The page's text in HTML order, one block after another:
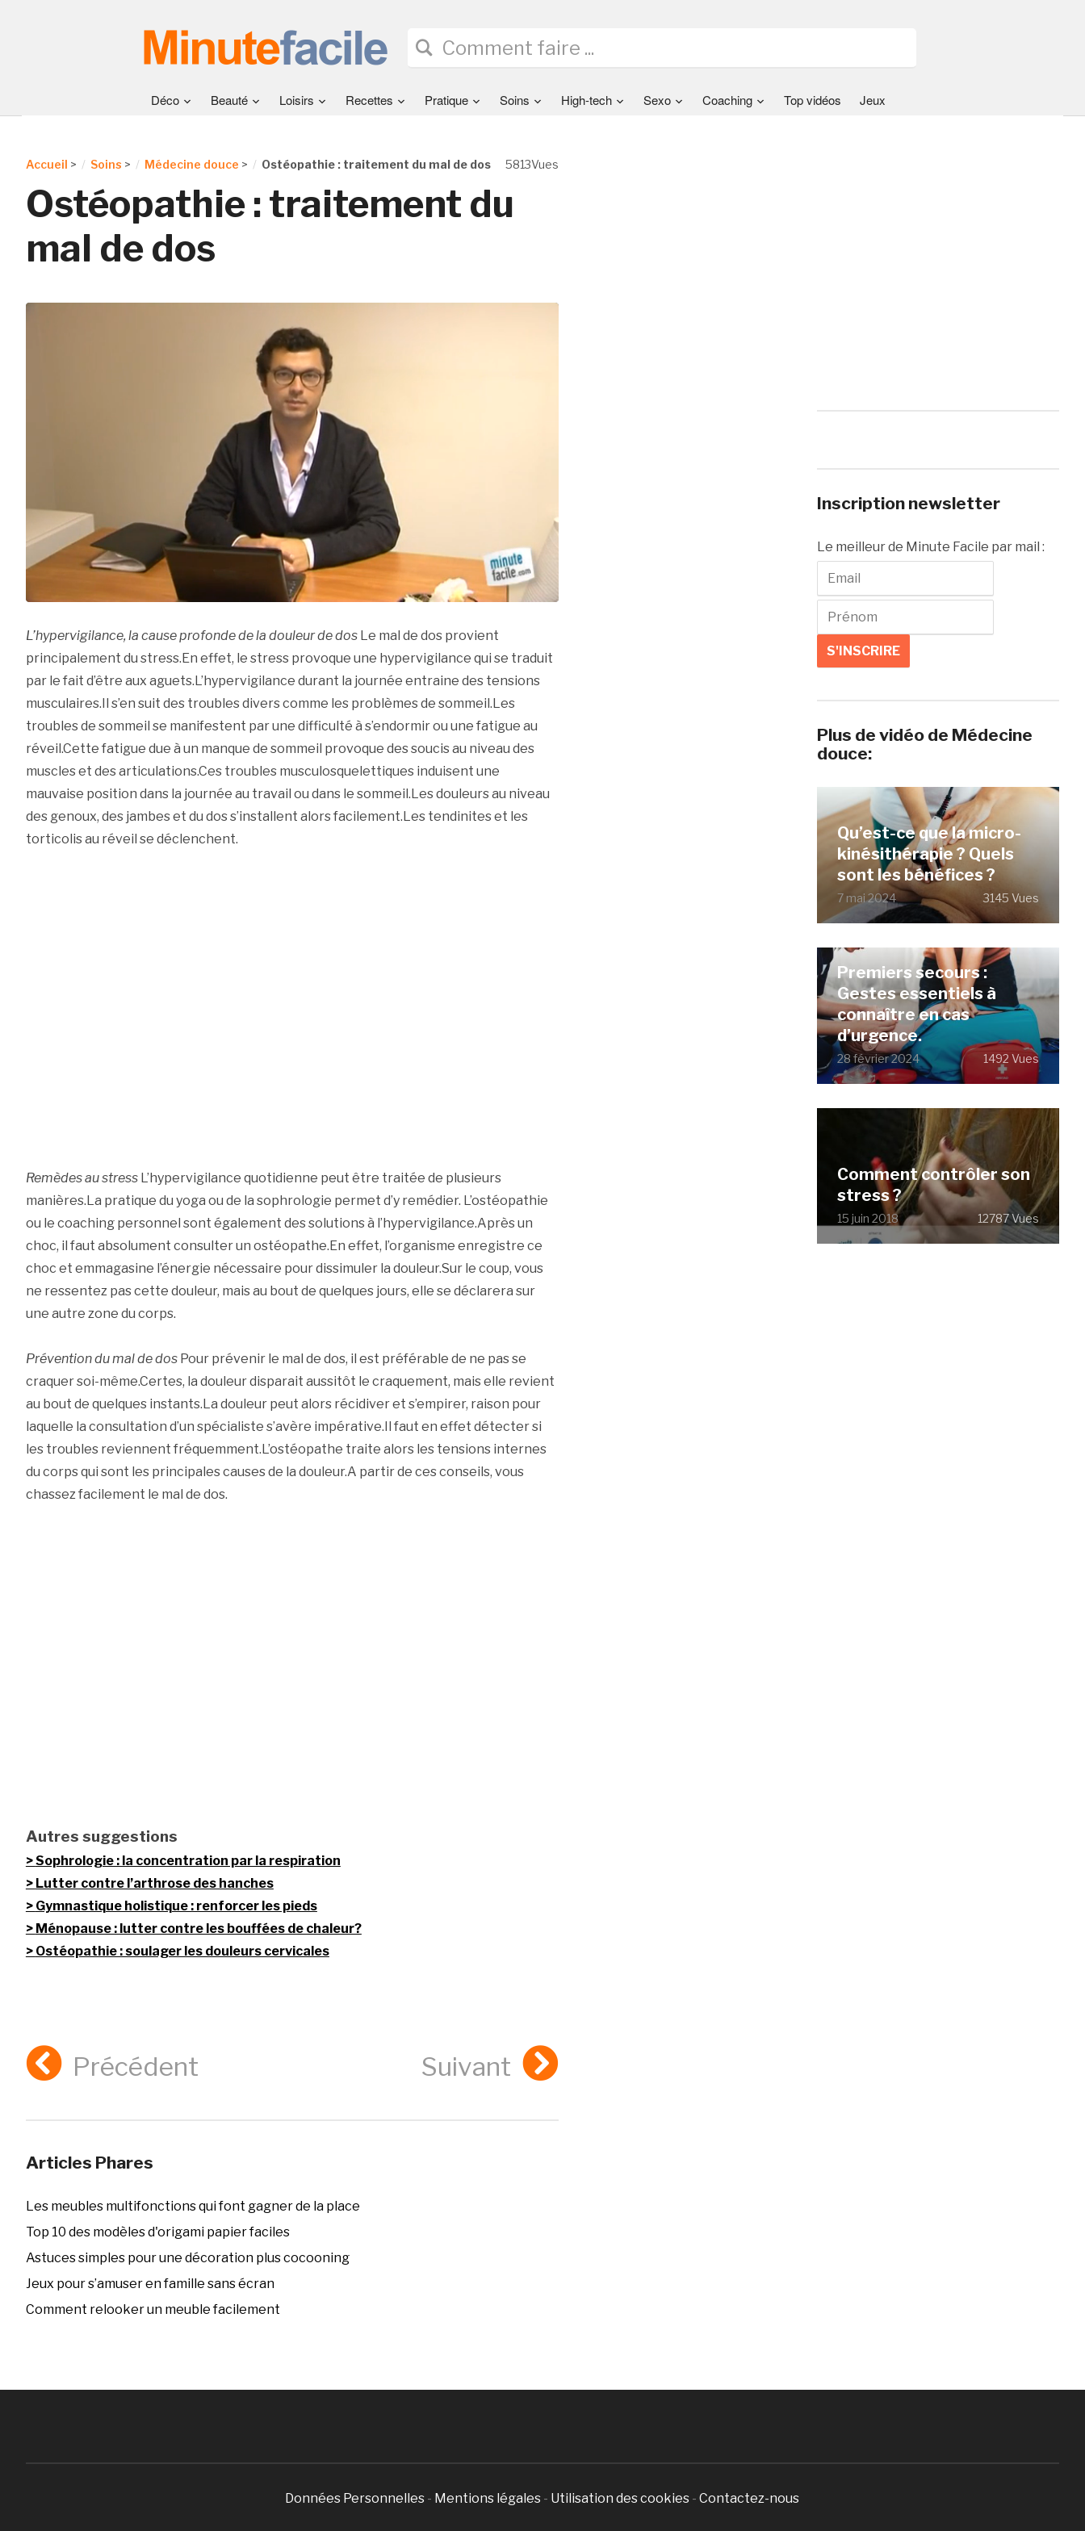
Déco Beauté Loisirs Recettes Pratique Soins High-tech Sexo Coaching Top vidéos Jeux
5813Vues
Accueil > Soins > Médecine douce > Ostéopathie : traitement du mal de dos
Ostéopathie : traitement du
mal de dos
L’hypervigilance, la cause profonde de la douleur de dosLe mal de dos provient
principalement du stress.En effet, le stress provoque une hypervigilance qui se traduit
par le fait d’être aux aguets.L’hypervigilance durant la journée entraine des tensions
musculaires.Il s’en suit des troubles divers comme les problèmes de sommeil.Les
troubles de sommeil se manifestent par une difficulté à s’endormir ou une fatigue au
réveil.Cette fatigue due à un manque de sommeil provoque des soucis au niveau des
muscles et des articulations.Ces troubles musculosquelettiques induisent une
mauvaise position dans la journée au travail ou dans le sommeil.Les douleurs au niveau
des genoux, des jambes et du dos s’installent alors facilement.Les tendinites et les
torticolis au réveil se déclenchent.
Remèdes au stressL’hypervigilance quotidienne peut être traitée de plusieurs
manières.La pratique du yoga ou de la sophrologie permet d’y remédier. L’ostéopathie
ou le coaching personnel sont également des solutions à l’hypervigilance.Après un
choc, il faut absolument consulter un ostéopathe.En effet, l’organisme enregistre ce
choc et emmagasine l’énergie nécessaire pour dissimuler la douleur.Sur le coup, vous
ne ressentez pas cette douleur, mais au bout de quelques jours, elle se déclarera sur
une autre zone du corps.
Prévention du mal de dosPour prévenir le mal de dos, il est préférable de ne pas se
craquer soi-même.Certes, la douleur disparait aussitôt le craquement, mais elle revient
au bout de quelques instants.La douleur peut alors récidiver et s’empirer, raison pour
laquelle la consultation d’un spécialiste s’avère impérative.Il faut en effet détecter si
les troubles reviennent fréquemment.L’ostéopathe traite alors les tensions internes
du corps qui sont les principales causes de la douleur.A partir de ces conseils, vous
chassez facilement le mal de dos.
Autres suggestions
Sophrologie : la concentration par la respiration
Lutter contre l’arthrose des hanches
Gymnastique holistique : renforcer les pieds
Ménopause : lutter contre les bouffées de chaleur?
Ostéopathie : soulager les douleurs cervicales
Précédent Suivant
Articles Phares
Les meubles multifonctions qui font gagner de la place
Top 10 des modèles d'origami papier faciles
Astuces simples pour une décoration plus cocooning
Jeux pour s’amuser en famille sans écran
Comment relooker un meuble facilement
Inscription newsletter
Le meilleur de Minute Facile par mail :
Plus de vidéo de Médecine
douce:
Qu’est-ce que la micro-
kinésithérapie ? Quels
sont les bénéfices ?
7 mai 2024 3145 Vues
Premiers secours :
Gestes essentiels à
connaître en cas
d’urgence.
28 février 2024 1492 Vues
Comment contrôler son
stress ?
15 juin 2018 12787 Vues
Données Personnelles - Mentions légales - Utilisation des cookies -Contactez-nous